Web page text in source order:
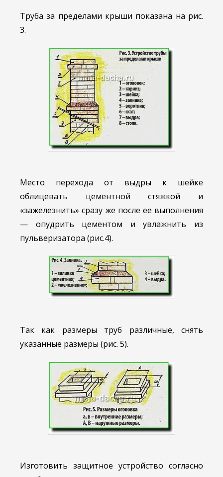
Труба за пределами крыши показана на рис.
3.
Место перехода от выдры к шейке
облицевать цементной стяжкой и
«зажелезнить» сразу же после ее выполнения
— опудрить цементом и увлажнить из
пульверизатора (рис.4).
Так как размеры труб различные, снять
указанные размеры (рис. 5).
Изготовить защитное устройство согласно